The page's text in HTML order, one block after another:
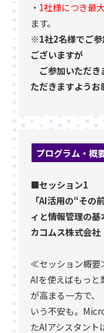
・ 1社様につき最
ます。
※1社2名様でご参
ございますが
ご参加いただき
ただきますようお
プログラム・概
■セッション1
「AI活用の“その
ィと情報管理の基
カコムス株式会社
≪セッション概
AIを使えばもっ
が高まる一方で、
いう不安も。
たAIアシスタント